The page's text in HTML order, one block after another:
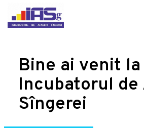
Bine ai venit la
Incubatorul de
Sîngerei